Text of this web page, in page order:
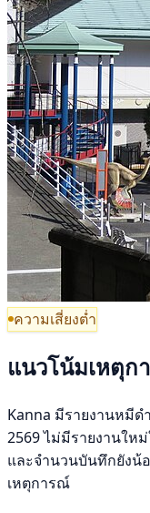
ความเสี่ยงต่ำ
แนวโน้มเหตุ
Kanna มีรายงานหมีด
2569 ไม่มีรายงานให
และจำนวนบันทึกยัง
เหตุการณ์